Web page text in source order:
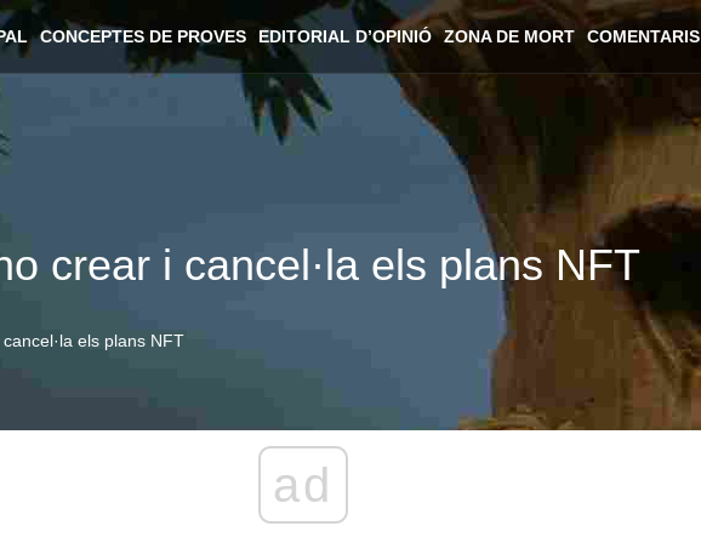
CONCEPTES DE PROVES EDITORIAL D’OPINIÓ ZONA DE MORT COMENTARIS
crear i cancel·la els plans NFT
els plans NFT
ad